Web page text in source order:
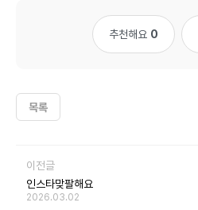
추천해요 0
목록
이전글
인스타맞팔해요
2026.03.02